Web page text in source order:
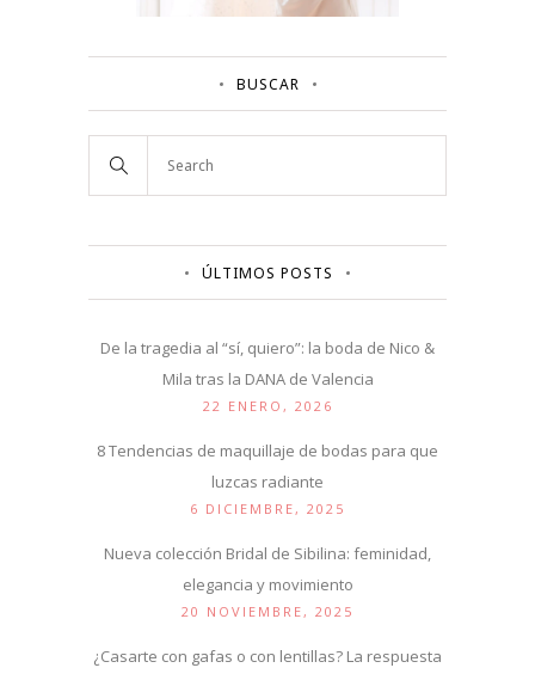
BUSCAR
ÚLTIMOS POSTS
De la tragedia al “sí, quiero”: la boda de Nico &
Mila tras la DANA de Valencia
22 ENERO, 2026
8 Tendencias de maquillaje de bodas para que
luzcas radiante
6 DICIEMBRE, 2025
Nueva colección Bridal de Sibilina: feminidad,
elegancia y movimiento
20 NOVIEMBRE, 2025
¿Casarte con gafas o con lentillas? La respuesta